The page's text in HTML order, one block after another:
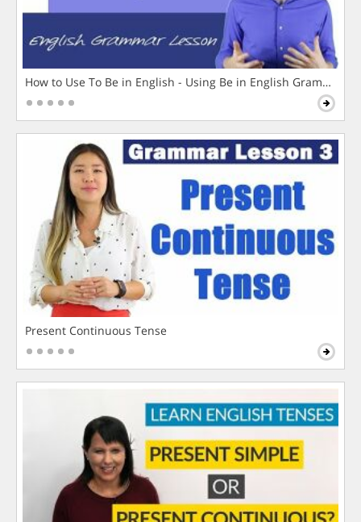
How to Use To Be in English - Using Be in English Grammar
Present Continuous Tense